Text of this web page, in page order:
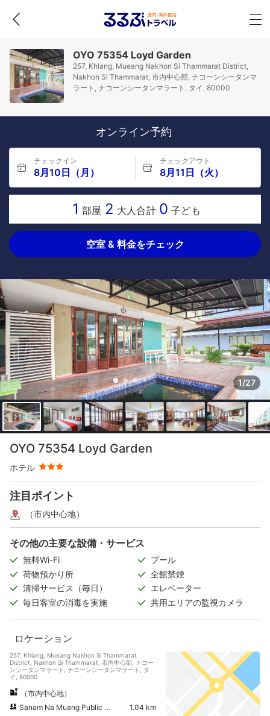
OYO 75354 Loyd Garden
257, Khlang, Mueang Nakhon Si Thammarat District,
Nakhon Si Thammarat, 市内中心部, ナコーンシータンマ
ラート, ナコーンシータンマラート, タイ, 80000
オンライン予約
チェックイン
8月10日（月）
チェックアウト
8月11日（火）
1 部屋 2 大人合計 0 子ども
空室 & 料金をチェック
1/27
OYO 75354 Loyd Garden
ホテル
星評価 3つ星
注目ポイント
（市内中心地）
その他の主要な設備・サービス
無料Wi-Fi
プール
荷物預かり所
全館禁煙
清掃サービス（毎日）
エレベーター
毎日客室の消毒を実施
共用エリアの監視カメラ
ロケーション
257, Khlang, Mueang Nakhon Si Thammarat
District, Nakhon Si Thammarat, 市内中心部, ナコー
ンシータンマラート, ナコーンシータンマラート, タ
イ, 80000
（市内中心地）
Sanam Na Muang Public Park
1.04 km